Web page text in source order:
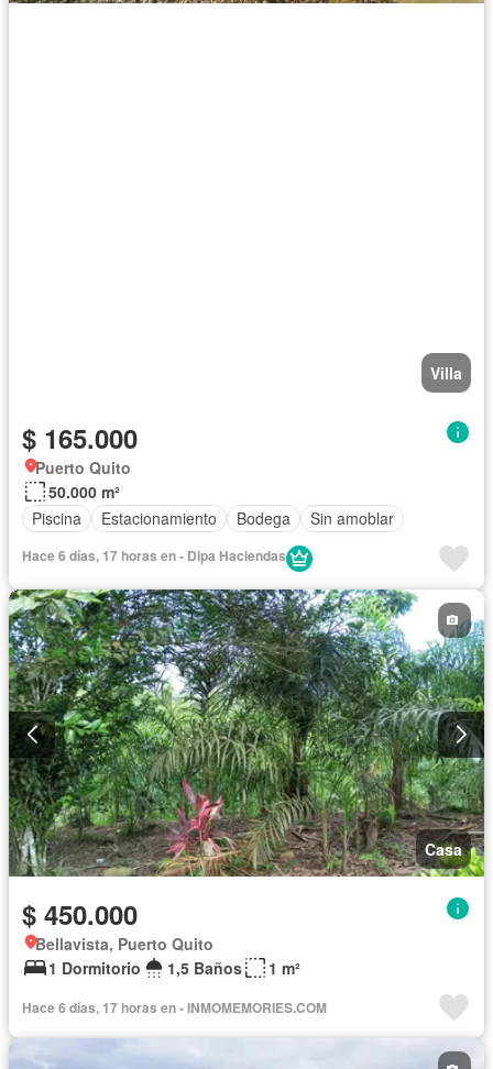
Villa
$ 165.000
Puerto Quito
50.000 m²
Piscina
Estacionamiento Bodega Sin amoblar
Hace 6 días, 17 horas en - Dipa Haciendas
Casa
$ 450.000
Bellavista, Puerto Quito
1 Dormitorio
1,5 Baños 1 m²
Hace 6 días, 17 horas en - INMOMEMORIES.COM